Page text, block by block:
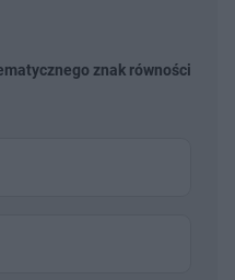
znak równości